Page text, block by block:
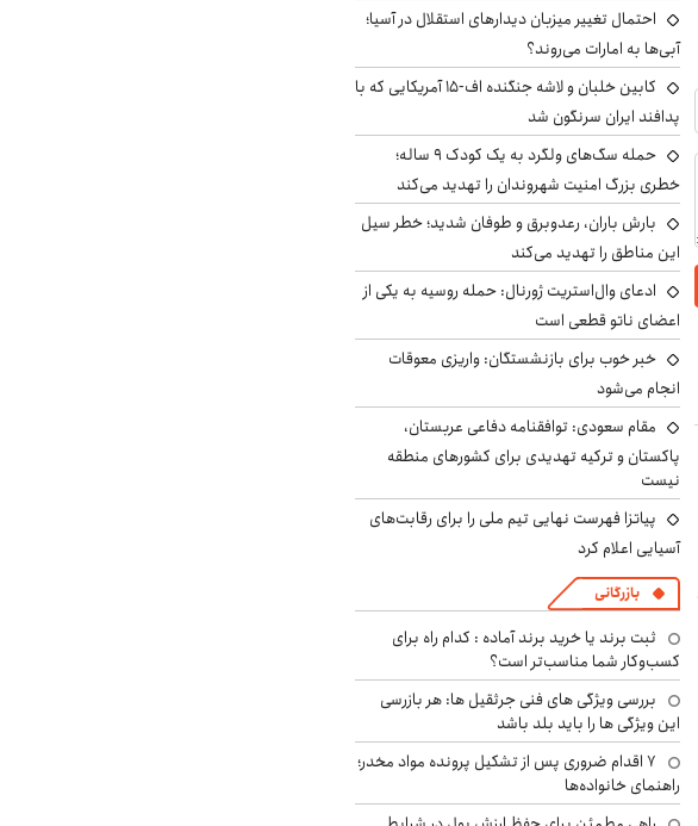
احتمال تغییر میزبان دیدارهای استقلال در آسیا؛
آبی‌ها به امارات می‌روند؟
کابین خلبان و لاشه جنگنده اف-۱۵ آمریکایی که با
پدافند ایران سرنگون شد
حمله سگ‌های ولگرد به یک کودک ۹ ساله؛
خطری بزرگ امنیت شهروندان را تهدید می‌کند
بارش باران، رعدوبرق و طوفان شدید؛ خطر سیل
این مناطق را تهدید می‌کند
ادعای وال‌استریت ژورنال: حمله روسیه به یکی از
اعضای ناتو قطعی است
خبر خوب برای بازنشستگان: واریزی معوقات
انجام می‌شود
مقام سعودی: توافقنامه دفاعی عربستان،
پاکستان و ترکیه تهدیدی برای کشورهای منطقه
نیست
پیاتزا فهرست نهایی تیم ملی را برای رقابت‌های
آسیایی اعلام کرد
بازرگانی
ثبت برند یا خرید برند آماده : کدام راه برای
کسب‌وکار شما مناسب‌تر است؟
بررسی ویژگی های فنی جرثقیل ها: هر بازرسی
این ویژگی ها را باید بلد باشد
۷ اقدام ضروری پس از تشکیل پرونده مواد مخدر؛
راهنمای خانواده‌ها